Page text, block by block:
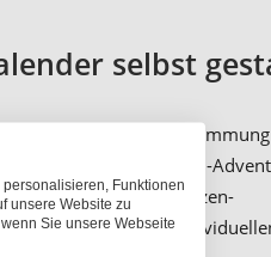
selbst
in
eigenen Foto-Katzen-
sondern einen Katzen-
kannst du deinen
Funktionen
unsere Website zu
Sie unsere Webseite